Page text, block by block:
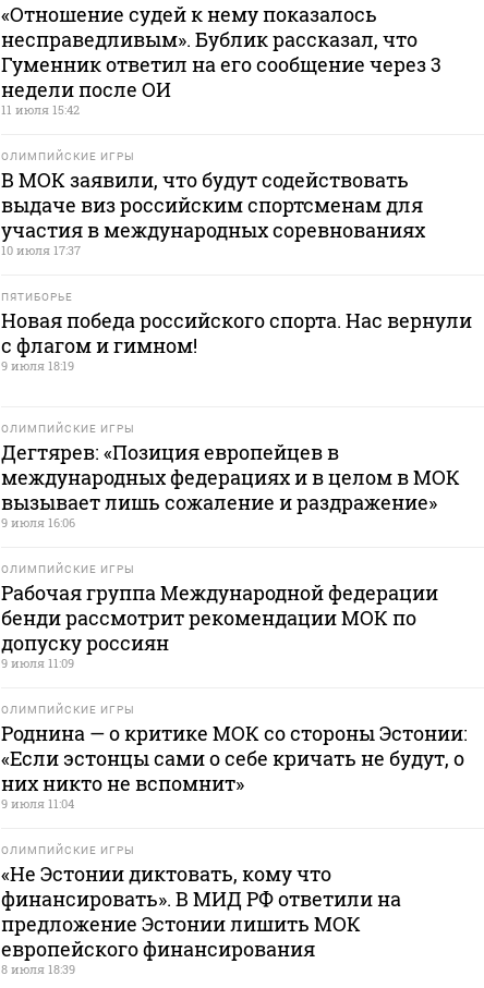
«Отношение судей к нему показалось
несправедливым». Бублик рассказал, что
Гуменник ответил на его сообщение через 3
недели после ОИ
11 июля 15:42
ОЛИМПИЙСКИЕ ИГРЫ
В МОК заявили, что будут содействовать
выдаче виз российским спортсменам для
участия в международных соревнованиях
10 июля 17:37
ПЯТИБОРЬЕ
Новая победа российского спорта. Нас вернули
с флагом и гимном!
9 июля 18:19
ОЛИМПИЙСКИЕ ИГРЫ
Дегтярев: «Позиция европейцев в
международных федерациях и в целом в МОК
вызывает лишь сожаление и раздражение»
9 июля 16:06
ОЛИМПИЙСКИЕ ИГРЫ
Рабочая группа Международной федерации
бенди рассмотрит рекомендации МОК по
допуску россиян
9 июля 11:09
ОЛИМПИЙСКИЕ ИГРЫ
Роднина — о критике МОК со стороны Эстонии:
«Если эстонцы сами о себе кричать не будут, о
них никто не вспомнит»
9 июля 11:04
ОЛИМПИЙСКИЕ ИГРЫ
«Не Эстонии диктовать, кому что
финансировать». В МИД РФ ответили на
предложение Эстонии лишить МОК
европейского финансирования
8 июля 18:39